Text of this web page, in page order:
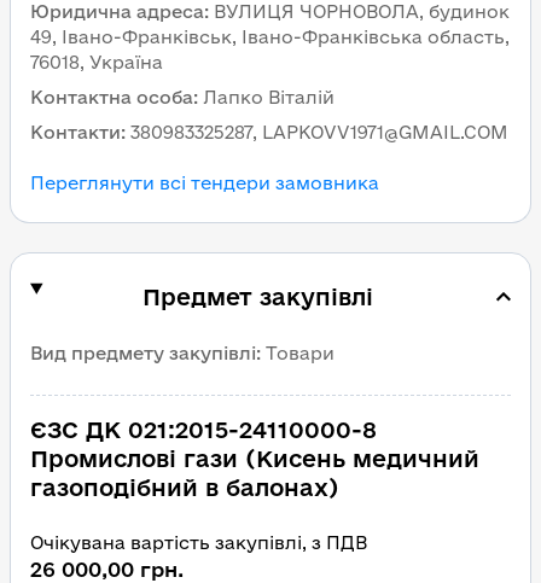
Юридична адреса: ВУЛИЦЯ ЧОРНОВОЛА, будинок
49, Івано-Франківськ, Івано-Франківська область,
76018, Україна
Контактна особа: Лапко Віталій
Контакти: 380983325287, LAPKOVV1971@GMAIL.COM
Переглянути всі тендери замовника
Предмет закупівлі
Вид предмету закупівлі: Товари
ЄЗС ДК 021:2015-24110000-8
Промислові гази (Кисень медичний
газоподібний в балонах)
Очікувана вартість закупівлі, з ПДВ
26 000,00 грн.